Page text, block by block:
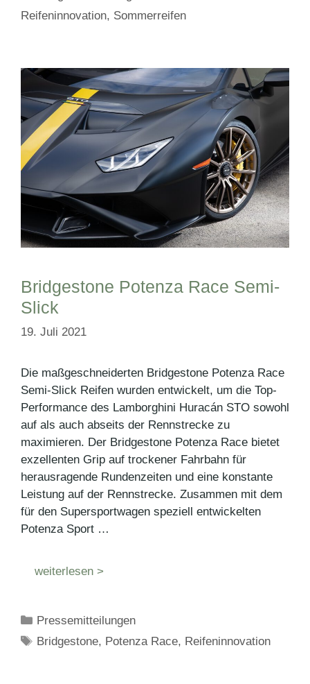
Reifeninnovation, Sommerreifen
Bridgestone Potenza Race Semi-
Slick
19. Juli 2021
Die maßgeschneiderten Bridgestone Potenza Race
Semi-Slick Reifen wurden entwickelt, um die Top-
Performance des Lamborghini Huracán STO sowohl
auf als auch abseits der Rennstrecke zu
maximieren. Der Bridgestone Potenza Race bietet
exzellenten Grip auf trockener Fahrbahn für
herausragende Rundenzeiten und eine konstante
Leistung auf der Rennstrecke. Zusammen mit dem
für den Supersportwagen speziell entwickelten
Potenza Sport …
weiterlesen >
Kategorien
Pressemitteilungen
Schlagwörter
Bridgestone, Potenza Race, Reifeninnovation